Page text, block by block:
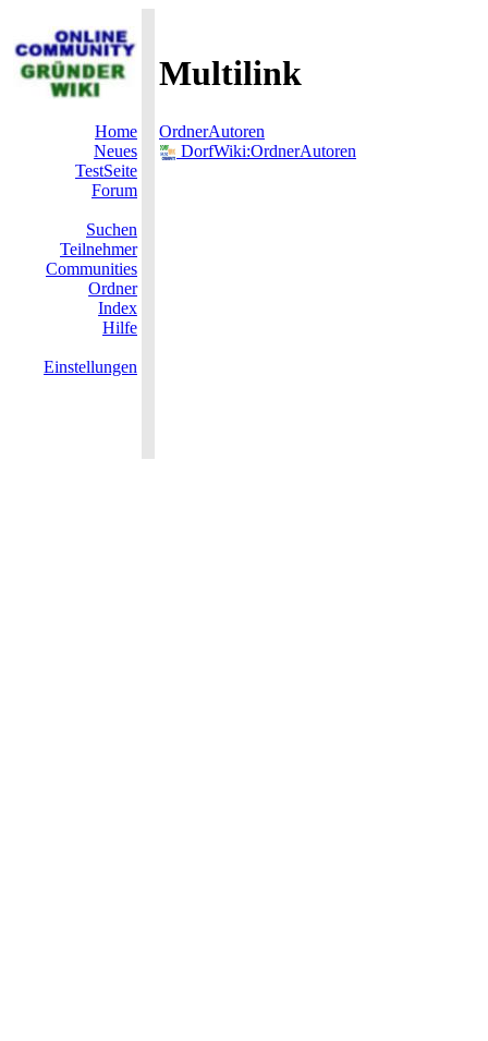
Multilink
Home
Neues
TestSeite
Forum
Suchen
Teilnehmer
Communities
Ordner
Index
Hilfe
Einstellungen
OrdnerAutoren
DorfWiki:OrdnerAutoren